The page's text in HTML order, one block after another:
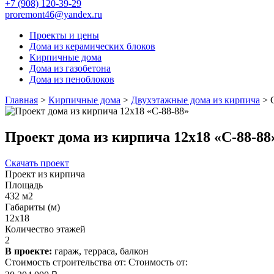
+7 (908) 120-39-29
proremont46@yandex.ru
Проекты и цены
Дома из керамических блоков
Кирпичные дома
Дома из газобетона
Дома из пеноблоков
Главная > Кирпичные дома > Двухэтажные дома из кирпича >
Проект дома из кирпича 12x18 «С-88-
Скачать проект
Проект из кирпича
Площадь
432 м2
Габариты (м)
12x18
Количество этажей
2
В проекте: гараж, терраса, балкон
Стоимость строительства от: Стоимость от: